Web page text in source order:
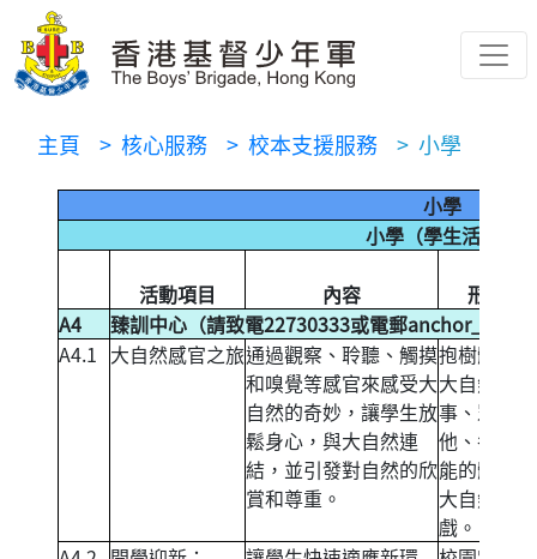
主頁 > 核心服務 > 校本支援服務 > 小學
小學
小學（學生活動）
活動項目 內容 形式
A4
臻訓中心（請致電22730333或電郵
A4.1 大自然感官之旅通過觀察、聆聽、觸摸
和嗅覺等感官來感受大
自然的奇妙，讓學生放
鬆身心，與大自然連
結，並引發對自然的欣
賞和尊重。
抱樹體驗、
大自然故
事、眾裏尋
他、各種官
能的體驗和
大自然遊
戲。